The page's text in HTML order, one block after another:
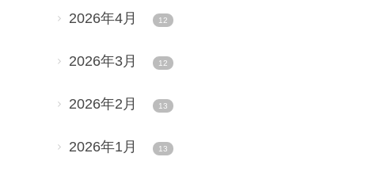
2026年4月 12
2026年3月 12
2026年2月 13
2026年1月 13